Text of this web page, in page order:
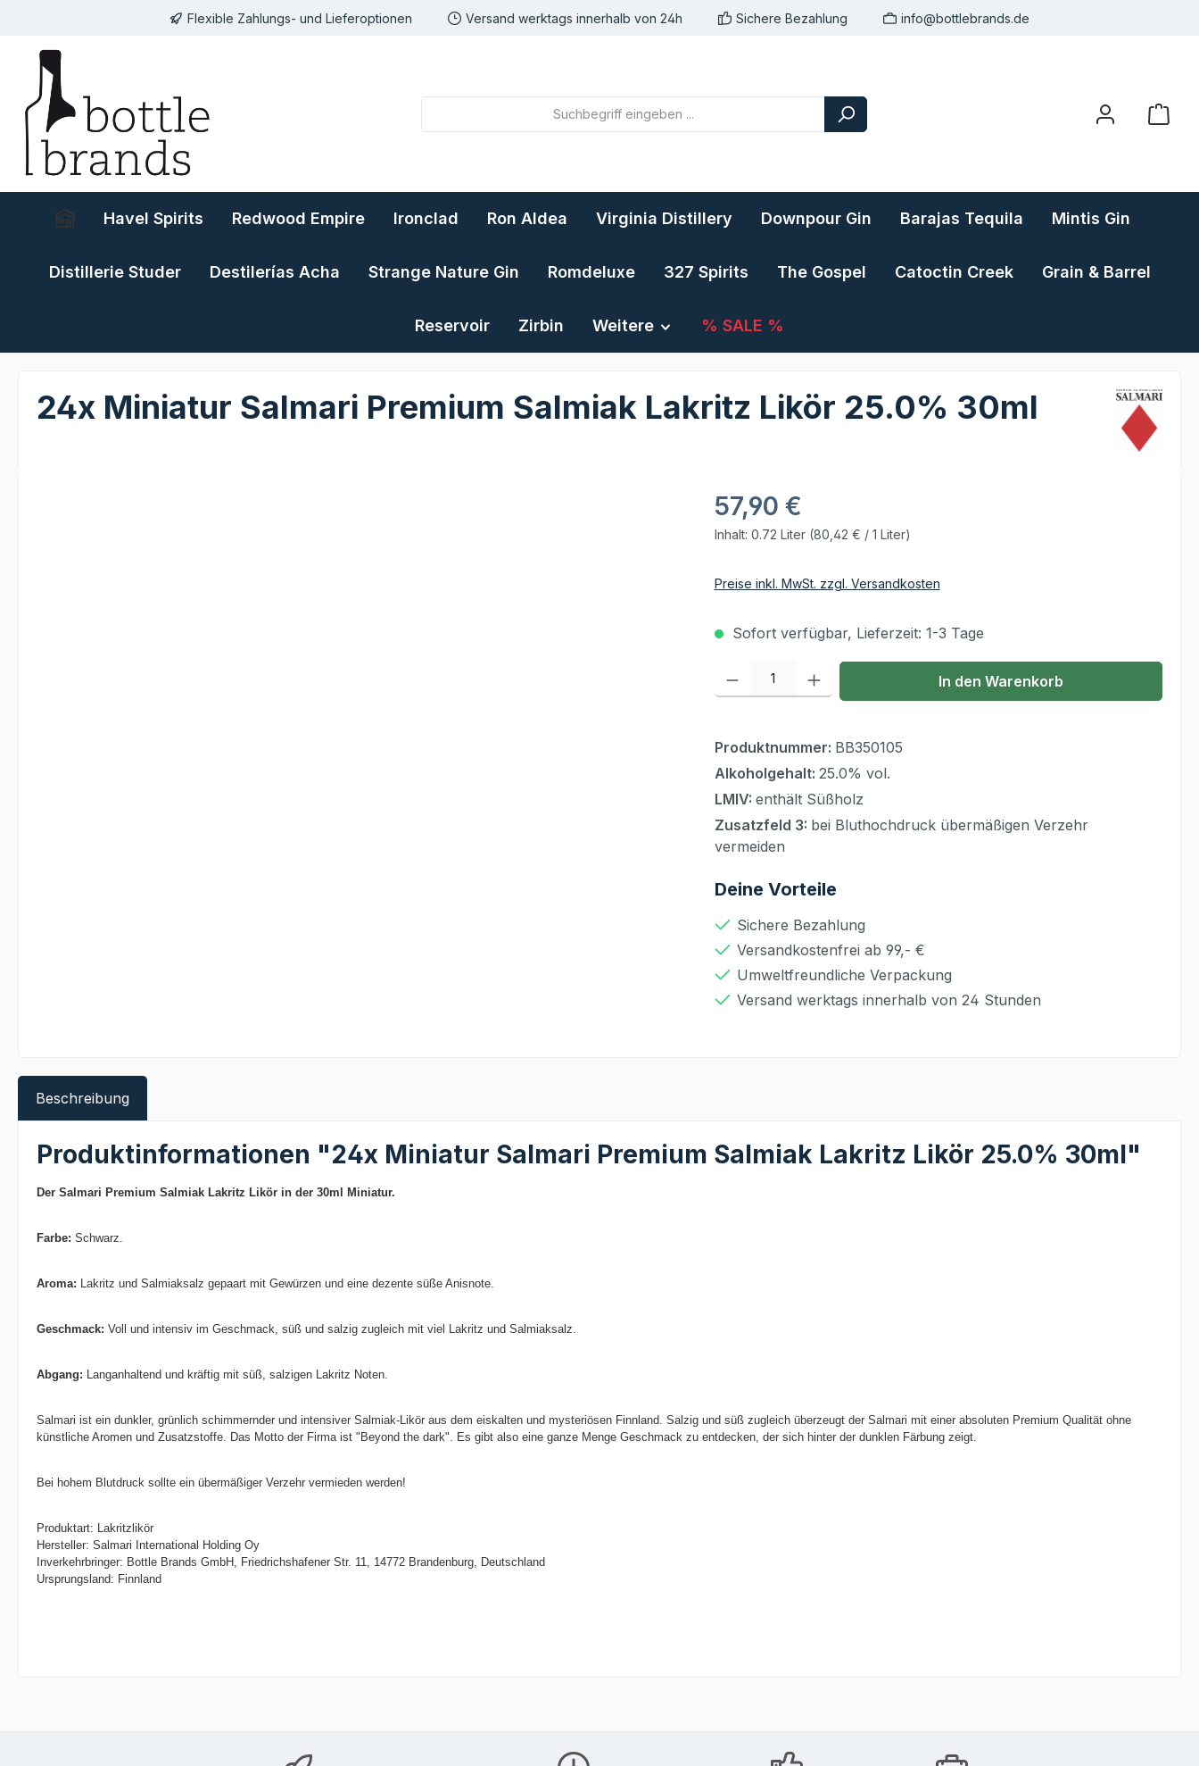
Zur Hauptnavigation springenFlexible Zahlungs- und Lieferoptionen Versand werktags innerhalb von 24h Sichere Bezahlung info@bottlebrands.de
Havel Spirits Redwood Empire Ironclad Ron Aldea Virginia Distillery Downpour Gin Barajas Tequila Mintis Gin
Distillerie Studer Destilerías Acha Strange Nature Gin Romdeluxe 327 Spirits The Gospel Catoctin Creek Grain & Barrel
Reservoir Zirbin Weitere % SALE %
24x Miniatur Salmari Premium Salmiak Lakritz Likör 25.0% 30ml
57,90 €
Inhalt: 0.72 Liter (80,42 € / 1 Liter)
Preise inkl. MwSt. zzgl. Versandkosten
Sofort verfügbar, Lieferzeit: 1-3 Tage
Produkt Anzahl: Gib den gewünschten Wert ein oder benutze die Schaltflächen um die
In den Warenkorb
Produktnummer: BB350105
Alkoholgehalt: 25.0% vol.
LMIV: enthält Süßholz
Zusatzfeld 3: bei Bluthochdruck übermäßigen Verzehr
vermeiden
Deine Vorteile
Sichere Bezahlung
Versandkostenfrei ab 99,- €
Umweltfreundliche Verpackung
Versand werktags innerhalb von 24 Stunden
Beschreibung
Produktinformationen "24x Miniatur Salmari Premium Salmiak Lakritz Likör 25.0% 30ml"
Der Salmari Premium Salmiak Lakritz Likör in der 30ml Miniatur.
Farbe: Schwarz.
Aroma: Lakritz und Salmiaksalz gepaart mit Gewürzen und eine dezente süße Anisnote.
Geschmack: Voll und intensiv im Geschmack, süß und salzig zugleich mit viel Lakritz und Salmiaksalz.
Abgang: Langanhaltend und kräftig mit süß, salzigen Lakritz Noten.
Salmari ist ein dunkler, grünlich schimmernder und intensiver Salmiak-Likör aus dem eiskalten und mysteriösen Finnland. Salzig und süß zugleich überzeugt der Salmari mit einer absoluten Premium Qualität ohne
künstliche Aromen und Zusatzstoffe. Das Motto der Firma ist "Beyond the dark". Es gibt also eine ganze Menge Geschmack zu entdecken, der sich hinter der dunklen Färbung zeigt.
Bei hohem Blutdruck sollte ein übermäßiger Verzehr vermieden werden!
Produktart: Lakritzlikör
Hersteller: Salmari International Holding Oy
Inverkehrbringer: Bottle Brands GmbH, Friedrichshafener Str. 11, 14772 Brandenburg, Deutschland
Ursprungsland: Finnland